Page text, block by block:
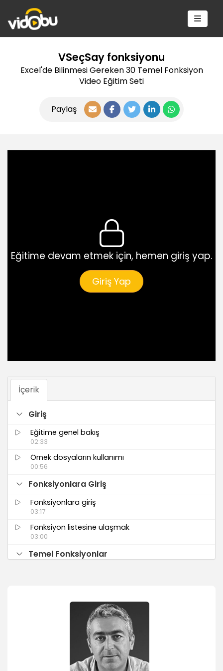
VSeçSay fonksiyonu
Excel'de Bilinmesi Gereken 30 Temel Fonksiyon
Video Eğitim Seti
Paylaş
Eğitime devam etmek için, hemen giriş yap.
Giriş Yap
İçerik
Giriş
Eğitime genel bakış
02:33
Örnek dosyaların kullanımı
00:56
Fonksiyonlara Giriş
Fonksiyonlara giriş
03:17
Fonksiyon listesine ulaşmak
03:00
Temel Fonksiyonlar
En büyük değer (Mak) fonksiyonu
En küçük değer (Min) fonksiyonu